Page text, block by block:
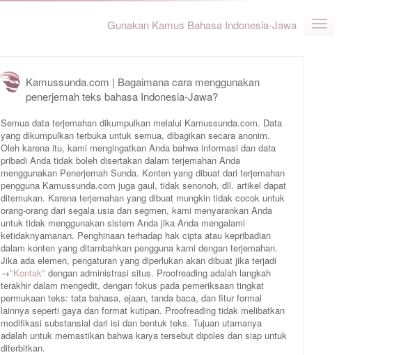
Gunakan Kamus Bahasa Indonesia-Jawa
Kamussunda.com | Bagaimana cara menggunakan
penerjemah teks bahasa Indonesia-Jawa?
Semua data terjemahan dikumpulkan melalui Kamussunda.com. Data
yang dikumpulkan terbuka untuk semua, dibagikan secara anonim.
Oleh karena itu, kami mengingatkan Anda bahwa informasi dan data
pribadi Anda tidak boleh disertakan dalam terjemahan Anda
menggunakan Penerjemah Sunda. Konten yang dibuat dari terjemahan
pengguna Kamussunda.com juga gaul, tidak senonoh, dll. artikel dapat
ditemukan. Karena terjemahan yang dibuat mungkin tidak cocok untuk
orang-orang dari segala usia dan segmen, kami menyarankan Anda
untuk tidak menggunakan sistem Anda jika Anda mengalami
ketidaknyamanan. Penghinaan terhadap hak cipta atau kepribadian
dalam konten yang ditambahkan pengguna kami dengan terjemahan.
Jika ada elemen, pengaturan yang diperlukan akan dibuat jika terjadi
→"Kontak" dengan administrasi situs. Proofreading adalah langkah
terakhir dalam mengedit, dengan fokus pada pemeriksaan tingkat
permukaan teks: tata bahasa, ejaan, tanda baca, dan fitur formal
lainnya seperti gaya dan format kutipan. Proofreading tidak melibatkan
modifikasi substansial dari isi dan bentuk teks. Tujuan utamanya
adalah untuk memastikan bahwa karya tersebut dipoles dan siap untuk
diterbitkan.